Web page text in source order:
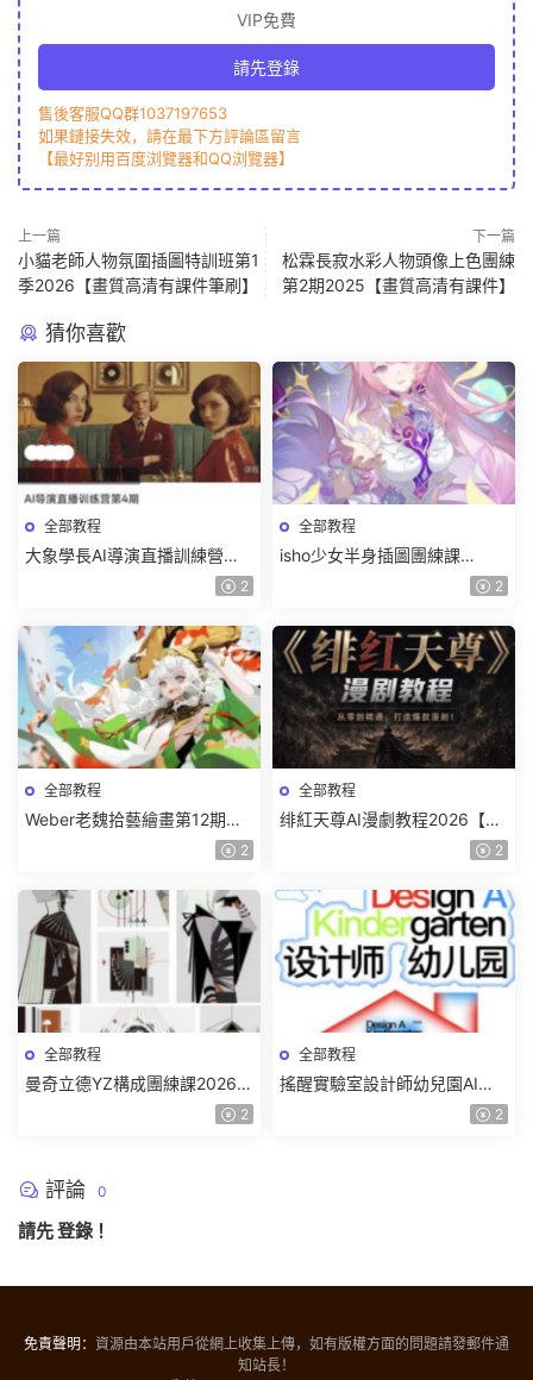
VIP免費
請先登錄
售後客服QQ群1037197653
如果鏈接失效，請在最下方評論區留言
【最好别用百度浏覽器和QQ浏覽器】
上一篇
小貓老師人物氛圍插圖特訓班第1
季2026【畫質高清有課件筆刷】
下一篇
松霖長寂水彩人物頭像上色團練
第2期2025【畫質高清有課件】
猜你喜歡
全部教程
大象學長AI導演直播訓練營第4
期2026【畫質高清有資料】 2
全部教程
isho少女半身插圖團練課
2026【畫質高清隻有視頻】 2
全部教程
Weber老魏拾藝繪畫第12期角
色特訓班【畫質不錯隻有視
2
全部教程
绯紅天尊AI漫劇教程2026【畫
2
全部教程
曼奇立德YZ構成團練課2026年
8月已結課【畫質高清有課件】
2
全部教程
搖醒實驗室設計師幼兒園AI軟
件基礎課2025【畫質不錯有素
2
評論 0
請先登錄 ！
免責聲明： 資源由本站用戶從網上收集上傳，如有版權方面的問題請發郵件通
知站長！